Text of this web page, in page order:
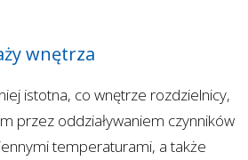
wnętrza
istotna, co wnętrze rozdzielnicy,
przez oddziaływaniem czynników
temperaturami, a także